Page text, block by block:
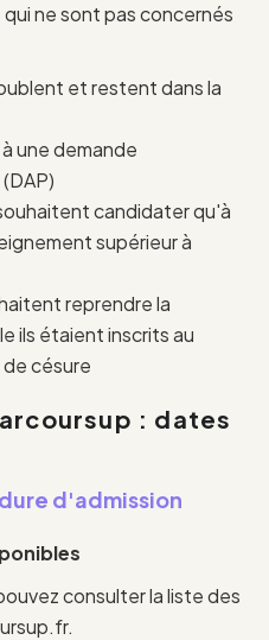
ne sont pas concernés
et restent dans la
une demande
candidater qu'à
supérieur à
reprendre la
ils étaient inscrits au
césure
: dates
d'admission
consulter la liste des